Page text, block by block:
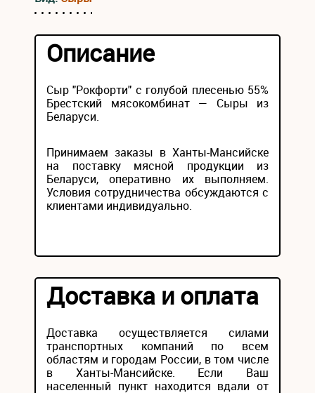
Описание
Сыр "Рокфорти" с голубой плесенью 55%
Брестский мясокомбинат — Сыры из
Беларуси.
Принимаем заказы в Ханты-Мансийске
на поставку мясной продукции из
Беларуси, оперативно их выполняем.
Условия сотрудничества обсуждаются с
клиентами индивидуально.
Доставка и оплата
Доставка осуществляется силами
транспортных компаний по всем
областям и городам России, в том числе
в Ханты-Мансийске. Если Ваш
населенный пункт находится вдали от